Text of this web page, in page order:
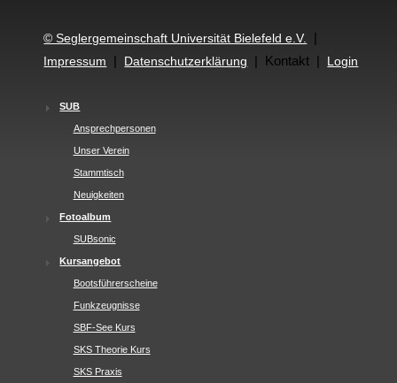
© Seglergemeinschaft Universität Bielefeld e.V. |
Impressum | Datenschutzerklärung | Kontakt | Login
SUB
Ansprechpersonen
Unser Verein
Stammtisch
Neuigkeiten
Fotoalbum
SUBsonic
Kursangebot
Bootsführerscheine
Funkzeugnisse
SBF-See Kurs
SKS Theorie Kurs
SKS Praxis